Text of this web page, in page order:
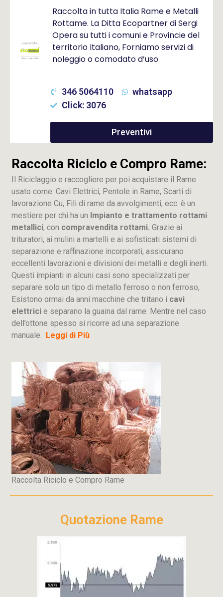
Raccolta in tutta Italia Rame e Metalli
Rottame. La Ditta Ecopartner di Sergi
Opera su tutti i comuni e Provincie del
territorio Italiano, Forniamo servizi di
noleggio o comodato d’uso
346 5064110
whatsapp
Click: 3076
Preventivi
Raccolta Riciclo e Compro Rame:
Il Riciclaggio e raccogliere per poi acquistare il Rame
usato come: Cavi Elettrici, Pentole in Rame, Scarti di
lavorazione Cu, Fili di rame da avvolgimenti, ecc. è un
mestiere per chi ha un Impianto e trattamento rottami
metallici, con compravendita rottami. Grazie ai
trituratori, ai mulini a martelli e ai sofisticati sistemi di
separazione e raffinazione incorporati, assicurano
eccellenti lavorazioni e divisioni dei metalli e degli inerti.
Questi impianti in alcuni casi sono specializzati per
separare solo un tipo di metallo ferroso o non ferroso,
Esistono ormai da anni macchine che tritano i cavi
elettrici e separano la guaina dal rame. Mentre nel caso
dell’ottone spesso si ricorre ad una separazione
manuale. Leggi di Più
Raccolta Riciclo e Compro Rame
Quotazione Rame